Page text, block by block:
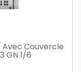
Couvercle
GN 1/6